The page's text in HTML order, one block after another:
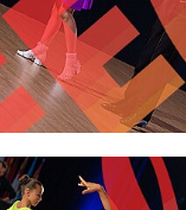
2,00 €